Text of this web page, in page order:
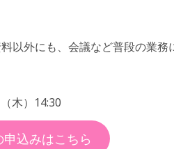
以外にも、会議など普段の業務
木）14:30
込みはこちら